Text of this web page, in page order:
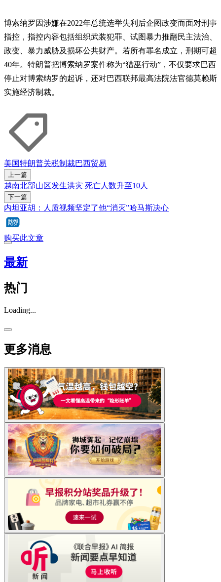
博索纳罗因涉嫌在2022年总统选举失利后企图政变而面对刑事
指控，指控内容包括组织武装犯罪、试图暴力推翻民主法治、
政变、暴力威胁及损坏公共财产。若所有罪名成立，刑期可超
40年。特朗普把博索纳罗案件称为“猎巫行动”，不仅要求巴西
停止对博索纳罗的起诉，还对巴西联邦最高法院法官德莫赖斯
实施经济制裁。
美国特朗普关税制裁巴西贸易
上一篇
越南北部山区发生洪灾 死亡人数升至10人
下一篇
内坦亚胡：人质视频坚定了他“消灭”哈马斯决心
购买此文章
最新
热门
Loading...
更多消息